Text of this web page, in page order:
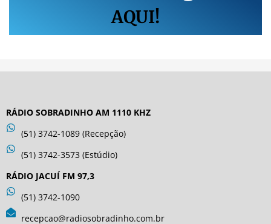
AQUI!
RÁDIO SOBRADINHO AM 1110 KHZ
(51) 3742-1089 (Recepção)
(51) 3742-3573 (Estúdio)
RÁDIO JACUÍ FM 97,3
(51) 3742-1090
recepcao@radiosobradinho.com.br